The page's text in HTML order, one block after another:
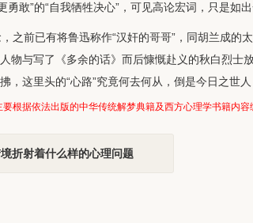
勇敢”的“自我牺牲决心”，可见高论宏词，只是如出
之前已有将鲁迅称作“汉奸的哥哥”，同胡兰成的
物与写了《多余的话》而后慷慨赴义的秋白烈士
，这里头的“心路”究竟何去何从，倒是今日之世人
根据依法出版的中华传统解梦典籍及西方心理学书籍内容
境折射着什么样的心理问题